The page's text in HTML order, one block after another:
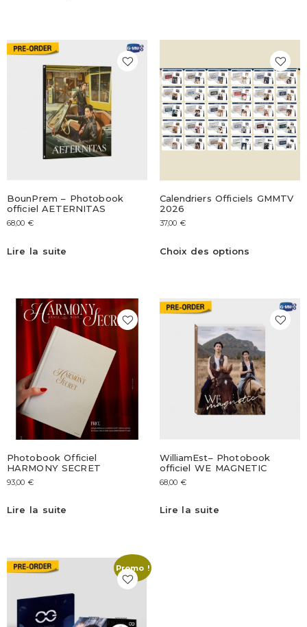
BounPrem – Photobook
officiel AETERNITAS
68,00 €
Lire la suite
Calendriers Officiels GMMTV
2026
37,00 €
Choix des options
Photobook Officiel
HARMONY SECRET
93,00 €
Lire la suite
WilliamEst– Photobook
officiel WE MAGNETIC
68,00 €
Lire la suite
Promo !